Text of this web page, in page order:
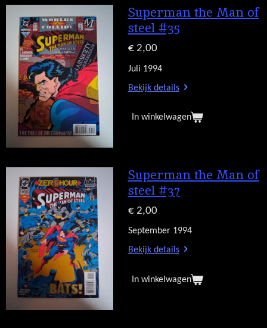
Superman the Man of
steel #35
€ 2,00
Juli 1994
Bekijk details
In winkelwagen
Superman the Man of
steel #37
€ 2,00
September 1994
Bekijk details
In winkelwagen